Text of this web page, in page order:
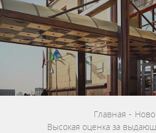
Главная -
Высокая оценка за